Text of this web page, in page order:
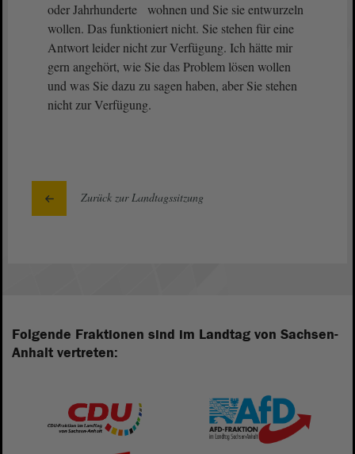
oder Jahrhunderte wohnen und Sie sie entwurzeln
wollen. Das funktioniert nicht. Sie stehen für eine
Antwort leider nicht zur Verfügung. Ich hätte mir
gern angehört, wie Sie das Problem lösen wollen
und was Sie dazu zu sagen haben, aber Sie stehen
nicht zur Verfügung.
Zurück zur Landtagssitzung
Folgende Fraktionen sind im Landtag von Sachsen-
Anhalt vertreten: